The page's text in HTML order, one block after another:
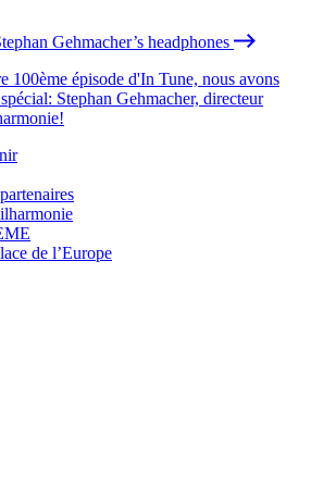
Gehmacher’s headphones
100ème épisode d'In Tune, nous avons
Stephan Gehmacher, directeur
de l’Europe